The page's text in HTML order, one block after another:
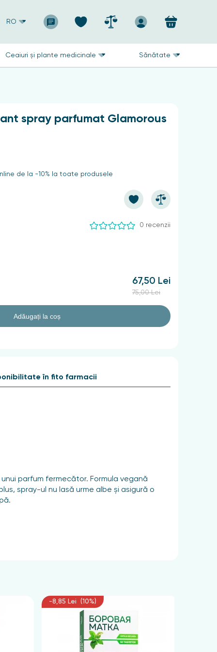
RO
Ceaiuri și plante medicinale Sănătate
spray parfumat Glamorous
de la -10% la toate produsele
0 recenzii
67,50 Lei
75,00 Lei
Adăugați la coș
parfum fermecător. Formula vegană
spray-ul nu lasă urme albe și asigură o
în fito farmacii
-8,85 Lei (10%)